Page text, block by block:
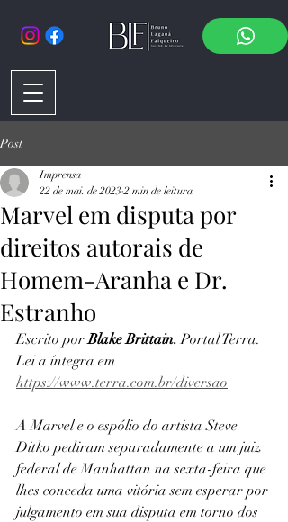
Post
Marvel em disputa por
direitos autorais de
Homem-Aranha e Dr.
Estranho
Imprensa
22 de mai. de 2023 2 min de leitura
Escrito por Blake Brittain. Portal Terra.
Lei a íntegra em
https://www.terra.com.br/diversao
A Marvel e o espólio do artista Steve
Ditko pediram separadamente a um juiz
federal de Manhattan na sexta-feira que
lhes conceda uma vitória sem esperar por
julgamento em sua disputa em torno dos